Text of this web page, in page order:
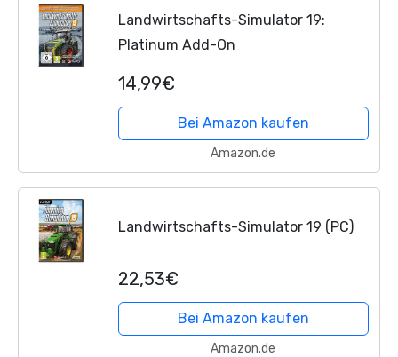
Landwirtschafts-Simulator 19:
Platinum Add-On
14,99€
Bei Amazon kaufen
Amazon.de
Landwirtschafts-Simulator 19 (PC)
22,53€
Bei Amazon kaufen
Amazon.de